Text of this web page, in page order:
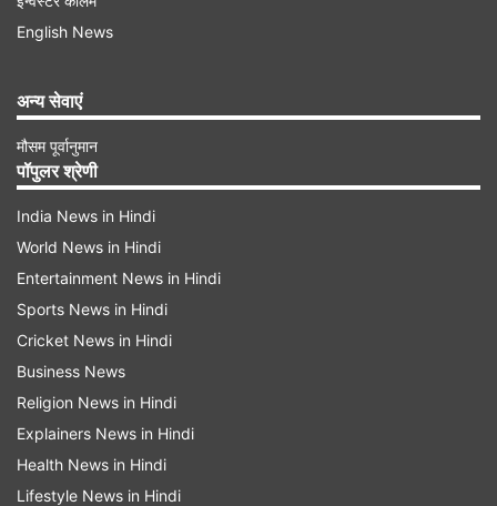
रहने वाला है। आपके लिए सभी सितारे शुभ रहेंगे।
गणेशजी कहते हैं कि वृषभ राशि वाले आपके लिए यह समय
लाभकारी रहेगा। सुनिश्चित करें कि आप अपनी जीवन
प्राथमिकताओं से अवगत हैं। आपको अपने जीवन में रिश्तों के
महत्व को समझना चाहिए और उसके अनुसार कार्य करना
चाहिए।
English News
अन्य सेवाएं
मौसम पूर्वानुमान
पॉपुलर श्रेणी
India News in Hindi
World News in Hindi
Entertainment News in Hindi
Sports News in Hindi
Cricket News in Hindi
Business News
Religion News in Hindi
Explainers News in Hindi
Health News in Hindi
Lifestyle News in Hindi